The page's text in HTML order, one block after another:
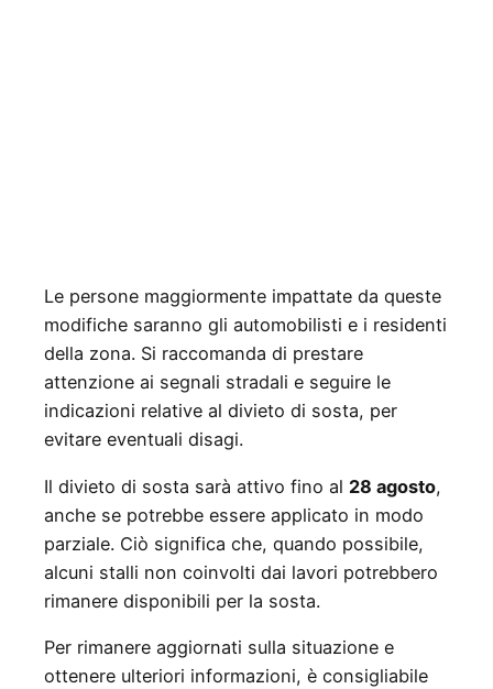
Le persone maggiormente impattate da queste
modifiche saranno gli automobilisti e i residenti
della zona. Si raccomanda di prestare
attenzione ai segnali stradali e seguire le
indicazioni relative al divieto di sosta, per
evitare eventuali disagi.
Il divieto di sosta sarà attivo fino al 28 agosto,
anche se potrebbe essere applicato in modo
parziale. Ciò significa che, quando possibile,
alcuni stalli non coinvolti dai lavori potrebbero
rimanere disponibili per la sosta.
Per rimanere aggiornati sulla situazione e
ottenere ulteriori informazioni, è consigliabile